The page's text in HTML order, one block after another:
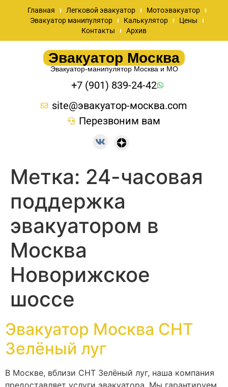
Главная Легковой эвакуатор
Мотоэвакуатор
Эвакуатор манипулятор
Калькулятор
Цены
Контакты
Архив
Эвакуатор Москва
Эвакуатор-манипулятор Москва и МО
+7 (901) 839-24-42
site@эвакуатор-москва.com
Перезвоним вам
Метка: 24-часовая
поддержка
эвакуатором в
Москва
Новорижское
шоссе
Эвакуатор Москва СНТ
Зелёный луг
В Москве, вблизи СНТ Зелёный луг, наша компания
предоставляет услуги эвакуатора. Мы гарантируем